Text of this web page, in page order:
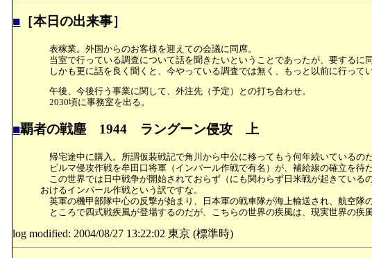
■ ［本日の出来事］
表稼業。外国からのお客様を迎えての会議に同席。
当室で行っている調査について話を聞きたいということであったが、要するに
しかも更に話を良く聞くと、今やっている調査では無く、もっと以前に行って
午後、今後行う事業に関して、外注先（予定）との打ち合わせ。
2030頃に事務室を出る。
■覇者の戦塵 1944 ラングーン侵攻 上
帰宅途中に購入。所謂仮装戦記で角川から中公に移ってもう何年続いているの
ビルマ侵攻作戦を牟田口将軍（インパール作戦で有名）が、補給線の確立を待
この世界では日中戦争が開始されておらず（にも関わらず日米戦が起きている
おけるインパール作戦という訳ですな。
英軍の機甲部隊中心の反撃が始まり、日本軍の戦車隊が海上輸送され、航空隊
ところで四式戦疾風が登場するのだが、こちらの世界の疾風は、現実世界の疾
log modified: 2004/08/27 13:22:02 東京 (標準時)